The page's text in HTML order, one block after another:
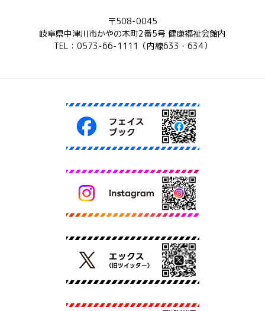
〒508-0045
岐阜県中津川市かやの木町2番5号 健康福祉会館内
TEL：0573-66-1111（内線633・634）